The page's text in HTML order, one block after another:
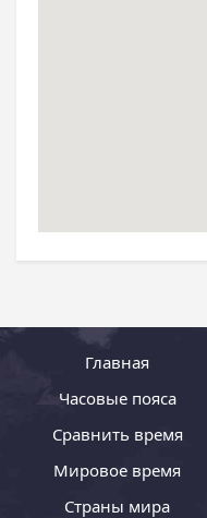
Главная
Часовые пояса
Сравнить время
Мировое время
Страны мира